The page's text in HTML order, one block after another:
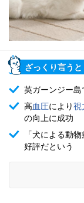
ざっくり言うと
英ガーンジー
高血圧により視
の向上に成功
「犬による動
好評だという